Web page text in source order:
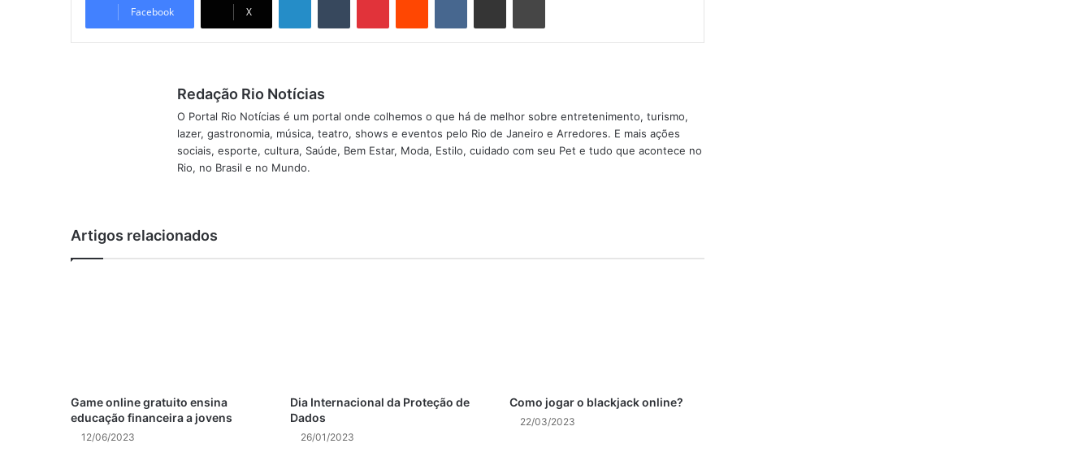
Facebook X
Redação Rio Notícias
O Portal Rio Notícias é um portal onde colhemos o que há de melhor sobre entretenimento, turismo,
lazer, gastronomia, música, teatro, shows e eventos pelo Rio de Janeiro e Arredores. E mais ações
sociais, esporte, cultura, Saúde, Bem Estar, Moda, Estilo, cuidado com seu Pet e tudo que acontece no
Rio, no Brasil e no Mundo.
Artigos relacionados
Game online gratuito ensina
educação financeira a jovens
12/06/2023
Dia Internacional da Proteção de
Dados
26/01/2023
Como jogar o blackjack online?
22/03/2023